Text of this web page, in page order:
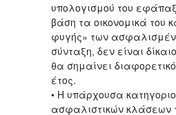
υπολογισμού του
βάση τα οικονομικά του
φυγής» των
σύνταξη, δεν είναι
θα σημαίνει
έτος.
• Η υπάρχουσα
ασφαλιστικών κλάσεων